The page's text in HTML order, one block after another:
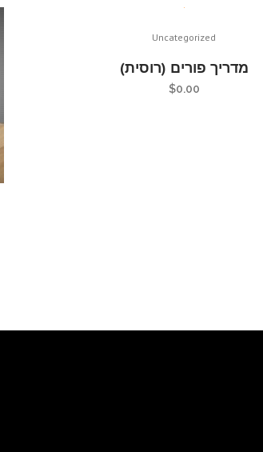
Uncategorized
מדריך פורים (רוסית)
$0.00